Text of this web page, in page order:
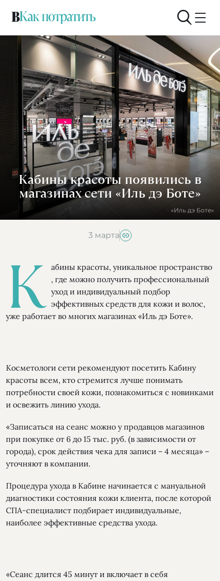
Кабины красоты появились в
магазинах сети «Иль дэ Боте»
«Иль дэ Боте»
3 марта
К абины красоты, уникальное пространство
, где можно получить профессиональный
уход и индивидуальный подбор
эффективных средств для кожи и волос,
уже работает во многих магазинах «Иль дэ Боте».
Косметологи сети рекомендуют посетить Кабину
красоты всем, кто стремится лучше понимать
потребности своей кожи, познакомиться с новинками
и освежить линию ухода.
«Записаться на сеанс можно у продавцов магазинов
при покупке от 6 до 15 тыс. руб. (в зависимости от
города), срок действия чека для записи – 4 месяца» –
уточняют в компании.
Процедура ухода в Кабине начинается с мануальной
диагностики состояния кожи клиента, после которой
СПА-специалист подбирает индивидуальные,
наиболее эффективные средства ухода.
«Сеанс длится 45 минут и включает в себя